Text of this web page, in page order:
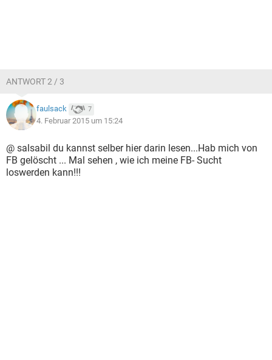
ANTWORT 2 / 3
faulsack 7
4. Februar 2015 um 15:24
@ salsabil du kannst selber hier darin lesen...Hab mich von
FB gelöscht ... Mal sehen , wie ich meine FB- Sucht
loswerden kann!!!